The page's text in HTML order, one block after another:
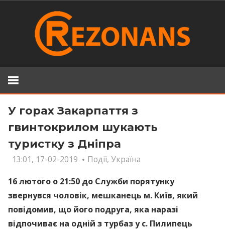
У горах Закарпаття з
гвинтокрилом шукають
туристку з Дніпра
13:01, 17-02-2019 Події,Україна
16 лютого о 21:50 до Служби порятунку
звернувся чоловік, мешканець м. Київ, який
повідомив, що його подруга, яка наразі
відпочиває на одній з турбаз у с. Пилипець